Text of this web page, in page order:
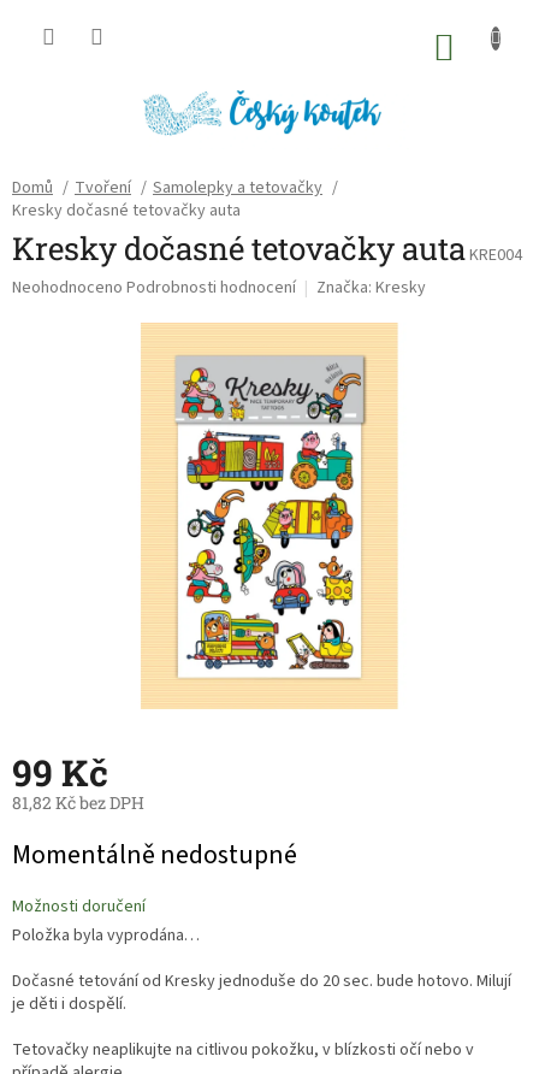
Domů / Tvoření / Samolepky a tetovačky /
Kresky dočasné tetovačky auta
Kresky dočasné tetovačky autaKRE004
Průměrné
Neohodnoceno Podrobnosti hodnocení Značka: Kresky
99 Kč
81,82 Kč bez DPH
cena:
Momentálně nedostupné
Možnosti doručení
Položka byla vyprodána…
Dočasné tetování od Kresky jednoduše do 20 sec. bude hotovo. Milují
je děti i dospělí.
Tetovačky neaplikujte na citlivou pokožku, v blízkosti očí nebo v